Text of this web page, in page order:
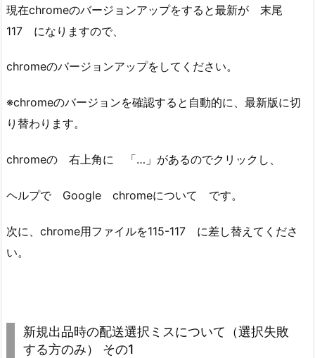
現在chromeのバージョンアップをすると最新が 末尾
117 になりますので、
chromeのバージョンアップをしてください。
※chromeのバージョンを確認すると自動的に、最新版に切
り替わります。
chromeの 右上角に 「…」があるのでクリックし、
ヘルプで Google chromeについて です。
次に、chrome用ファイルを115-117 に差し替えてくださ
い。
新規出品時の配送選択ミスについて （選択失敗
する方のみ）
その1